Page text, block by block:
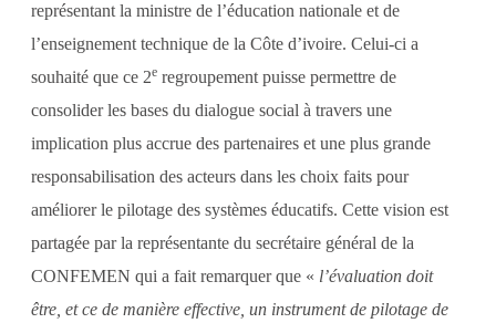
représentant la ministre de l’éducation nationale et de
l’enseignement technique de la Côte d’ivoire. Celui-ci a
souhaité que ce 2e regroupement puisse permettre de
consolider les bases du dialogue social à travers une
implication plus accrue des partenaires et une plus grande
responsabilisation des acteurs dans les choix faits pour
améliorer le pilotage des systèmes éducatifs. Cette vision est
partagée par la représentante du secrétaire général de la
CONFEMEN qui a fait remarquer que « l’évaluation doit
être, et ce de manière effective, un instrument de pilotage de